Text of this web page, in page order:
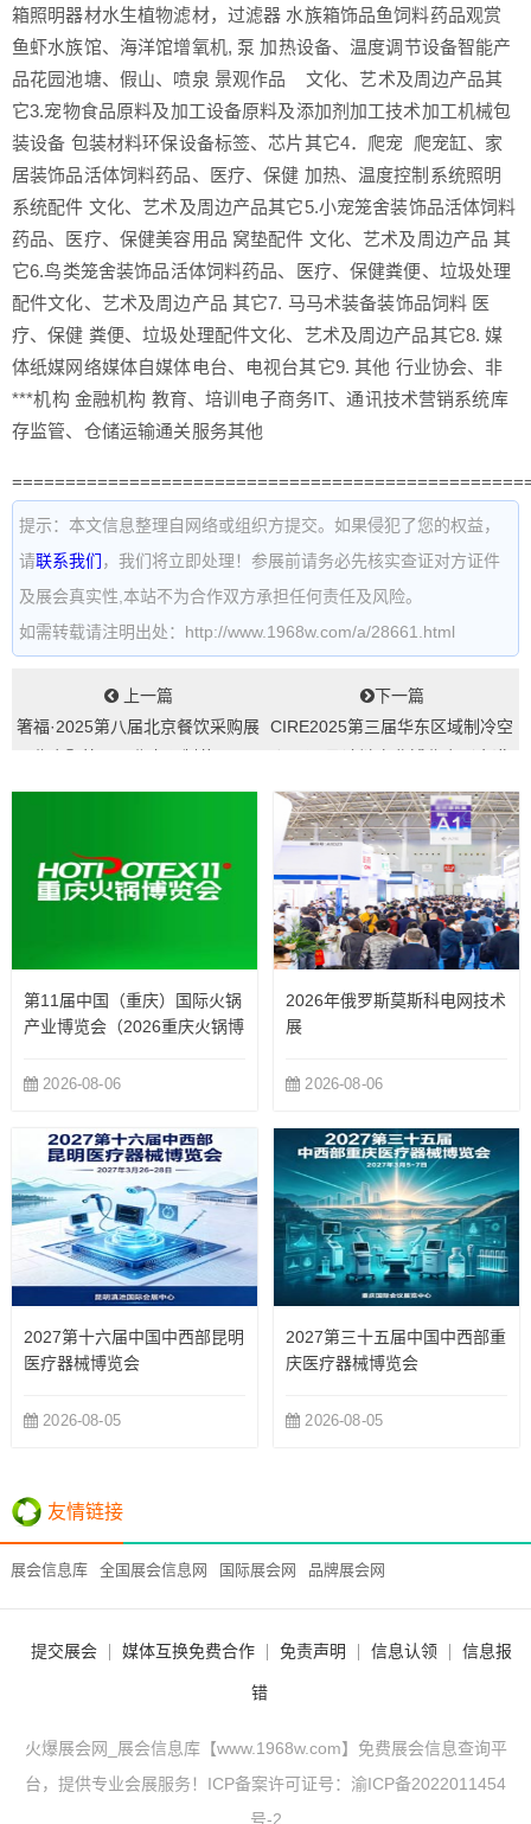
箱照明器材水生植物滤材，过滤器 水族箱饰品鱼饲料药品观赏
鱼虾水族馆、海洋馆增氧机, 泵 加热设备、温度调节设备智能产
品花园池塘、假山、喷泉 景观作品 文化、艺术及周边产品其
它3.宠物食品原料及加工设备原料及添加剂加工技术加工机械包
装设备 包装材料环保设备标签、芯片其它4．爬宠 爬宠缸、家
居装饰品活体饲料药品、医疗、保健 加热、温度控制系统照明
系统配件 文化、艺术及周边产品其它5.小宠笼舍装饰品活体饲料
药品、医疗、保健美容用品 窝垫配件 文化、艺术及周边产品 其
它6.鸟类笼舍装饰品活体饲料药品、医疗、保健粪便、垃圾处理
配件文化、艺术及周边产品 其它7. 马马术装备装饰品饲料 医
疗、保健 粪便、垃圾处理配件文化、艺术及周边产品其它8. 媒
体纸媒网络媒体自媒体电台、电视台其它9. 其他 行业协会、非
***机构 金融机构 教育、培训电子商务IT、通讯技术营销系统库
存监管、仓储运输通关服务其他
提示：本文信息整理自网络或组织方提交。如果侵犯了您的权益，
请联系我们 ，我们将立即处理！参展前请务必先核实查证对方证件
及展会真实性,本站不为合作双方承担任何责任及风险。
如需转载请注明出处：http://www.1968w.com/a/28661.html
上一篇
箸福·2025第八届北京餐饮采购展
下一篇
CIRE2025第三届华东区域制冷空
制...
第11届中国（重庆）国际火锅
产业博览会（2026重庆火锅博
2026-08-06
2026年俄罗斯莫斯科电网技术
展
2026-08-06
2027第十六届中国中西部昆明
医疗器械博览会
2026-08-05
2027第三十五届中国中西部重
庆医疗器械博览会
2026-08-05
友情链接
展会信息库 全国展会信息网 国际展会网 品牌展会网
提交展会 媒体互换免费合作 免责声明 信息认领 信息报
错
火爆展会网_展会信息库【www.1968w.com】免费展会信息查询平
台，提供专业会展服务！ICP备案许可证号： 渝ICP备2022011454
号-2